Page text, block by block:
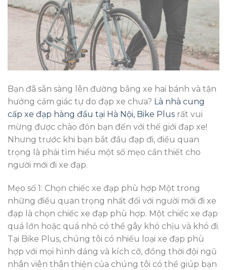
Bạn đã sẵn sàng lên đường bằng xe hai bánh và tận
hưởng cảm giác tự do đạp xe chưa? Là nhà cung
cấp xe đạp hàng đầu tại Hà Nội, Bike Plus rất vui
mừng được chào đón bạn đến với thế giới đạp xe!
Nhưng trước khi bạn bắt đầu đạp đi, điều quan
trọng là phải tìm hiểu một số mẹo cần thiết cho
người mới đi xe đạp.
Mẹo số 1: Chọn chiếc xe đạp phù hợp Một trong
những điều quan trọng nhất đối với người mới đi xe
đạp là chọn chiếc xe đạp phù hợp. Một chiếc xe đạp
quá lớn hoặc quá nhỏ có thể gây khó chịu và khó đi.
Tại Bike Plus, chúng tôi có nhiều loại xe đạp phù
hợp với mọi hình dáng và kích cỡ, đồng thời đội ngũ
nhân viên thân thiện của chúng tôi có thể giúp bạn